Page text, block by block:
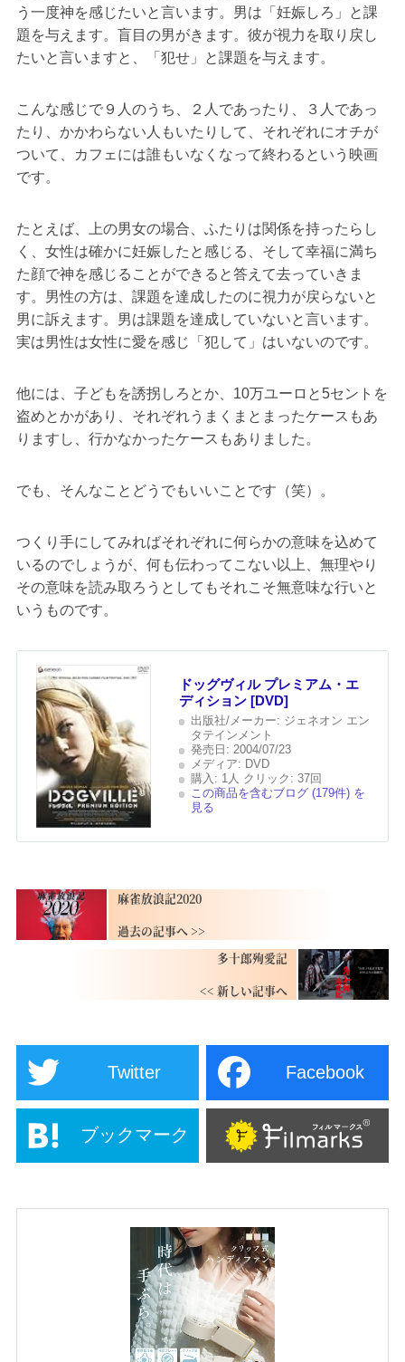
う一度神を感じたいと言います。男は「妊娠しろ」と課
題を与えます。盲目の男がきます。彼が視力を取り戻し
たいと言いますと、「犯せ」と課題を与えます。
こんな感じで９人のうち、２人であったり、３人であっ
たり、かかわらない人もいたりして、それぞれにオチが
ついて、カフェには誰もいなくなって終わるという映画
です。
たとえば、上の男女の場合、ふたりは関係を持ったらし
く、女性は確かに妊娠したと感じる、そして幸福に満ち
た顔で神を感じることができると答えて去っていきま
す。男性の方は、課題を達成したのに視力が戻らないと
男に訴えます。男は課題を達成していないと言います。
実は男性は女性に愛を感じ「犯して」はいないのです。
他には、子どもを誘拐しろとか、10万ユーロと5セントを
盗めとかがあり、それぞれうまくまとまったケースもあ
りますし、行かなかったケースもありました。
でも、そんなことどうでもいいことです（笑）。
つくり手にしてみればそれぞれに何らかの意味を込めて
いるのでしょうが、何も伝わってこない以上、無理やり
その意味を読み取ろうとしてもそれこそ無意味な行いと
いうものです。
ドッグヴィル プレミアム・エ
ディション [DVD]
出版社/メーカー: ジェネオン エン
タテインメント
発売日: 2004/07/23
メディア: DVD
購入 : 1人 クリック : 37回
この商品を含むブログ (179件) を
見る
麻雀放浪記2020
多十郎殉愛記
Twitter Facebook
ブックマーク